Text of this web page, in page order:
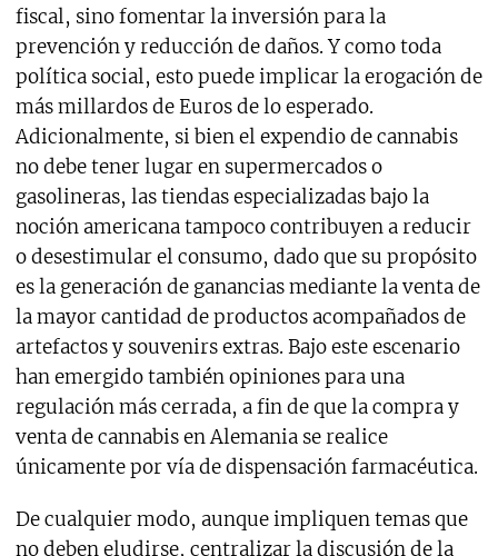
fiscal, sino fomentar la inversión para la
prevención y reducción de daños. Y como toda
política social, esto puede implicar la erogación de
más millardos de Euros de lo esperado.
Adicionalmente, si bien el expendio de cannabis
no debe tener lugar en supermercados o
gasolineras, las tiendas especializadas bajo la
noción americana tampoco contribuyen a reducir
o desestimular el consumo, dado que su propósito
es la generación de ganancias mediante la venta de
la mayor cantidad de productos acompañados de
artefactos y souvenirs extras. Bajo este escenario
han emergido también opiniones para una
regulación más cerrada, a fin de que la compra y
venta de cannabis en Alemania se realice
únicamente por vía de dispensación farmacéutica.
De cualquier modo, aunque impliquen temas que
no deben eludirse, centralizar la discusión de la